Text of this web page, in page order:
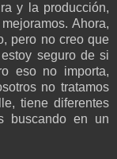
y la producción,
Ahora,
pero no creo que
seguro de si
eso no importa,
no tratamos
tiene diferentes
buscando en un